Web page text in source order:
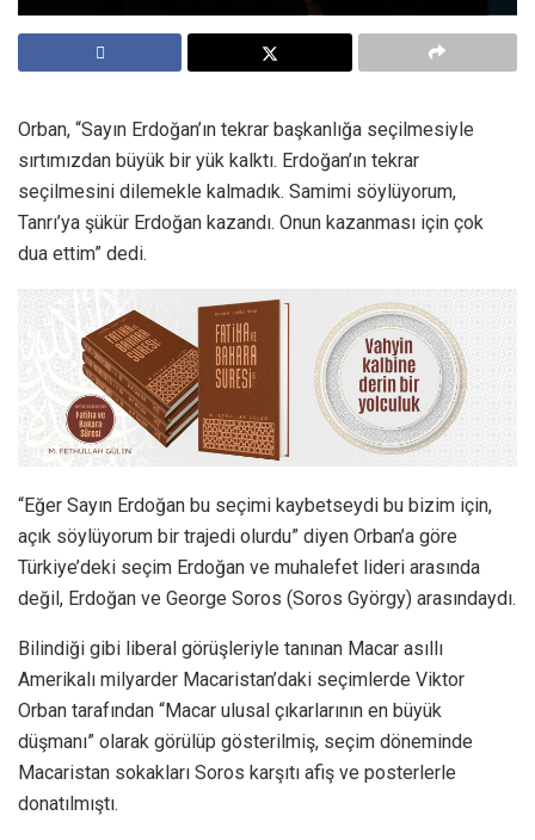
Orban, “Sayın Erdoğan’ın tekrar başkanlığa seçilmesiyle
sırtımızdan büyük bir yük kalktı. Erdoğan’ın tekrar
seçilmesini dilemekle kalmadık. Samimi söylüyorum,
Tanrı’ya şükür Erdoğan kazandı. Onun kazanması için çok
dua ettim” dedi.
“Eğer Sayın Erdoğan bu seçimi kaybetseydi bu bizim için,
açık söylüyorum bir trajedi olurdu” diyen Orban’a göre
Türkiye’deki seçim Erdoğan ve muhalefet lideri arasında
değil, Erdoğan ve George Soros (Soros György) arasındaydı.
Bilindiği gibi liberal görüşleriyle tanınan Macar asıllı
Amerikalı milyarder Macaristan’daki seçimlerde Viktor
Orban tarafından “Macar ulusal çıkarlarının en büyük
düşmanı” olarak görülüp gösterilmiş, seçim döneminde
Macaristan sokakları Soros karşıtı afiş ve posterlerle
donatılmıştı.